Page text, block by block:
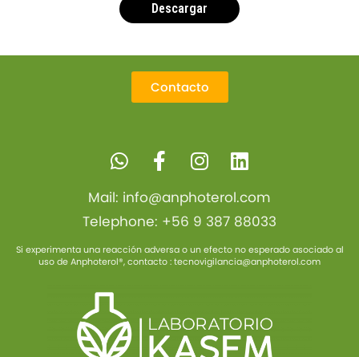
Descargar
Mail: info@anphoterol.com
Telephone: +56 9 387 88033
Si experimenta una reacción adversa o un efecto no esperado asociado al
uso de Anphoterol®, contacto :tecnovigilancia@anphoterol.com
Contacto
h
a
t
s
a
p
p
a
c
e
b
o
o
k
n
s
t
a
g
r
a
i
n
k
e
d
i
n